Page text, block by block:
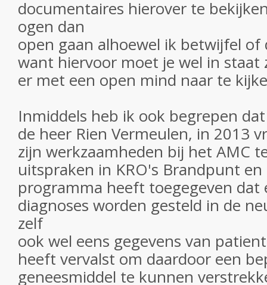
documentaires hierover te
ogen dan
open gaan alhoewel ik betwijfel
want hiervoor moet je wel in staat
er met een open mind naar te
Inmiddels heb ik ook begrepen
de heer Rien Vermeulen, in 2013
zijn werkzaamheden bij het AMC
uitspraken in KRO's Brandpunt
programma heeft toegegeven dat
diagnoses worden gesteld in de
zelf
ook wel eens gegevens van
heeft vervalst om daardoor een
geneesmiddel te kunnen